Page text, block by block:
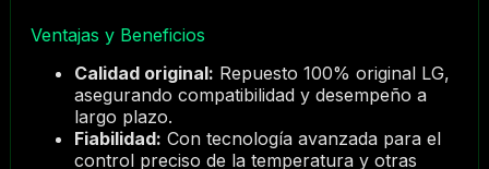
Ventajas y Beneficios
Calidad original: Repuesto 100% original LG,
asegurando compatibilidad y desempeño a
largo plazo.
Fiabilidad: Con tecnología avanzada para el
control preciso de la temperatura y otras